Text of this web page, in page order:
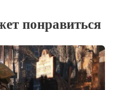
понравиться